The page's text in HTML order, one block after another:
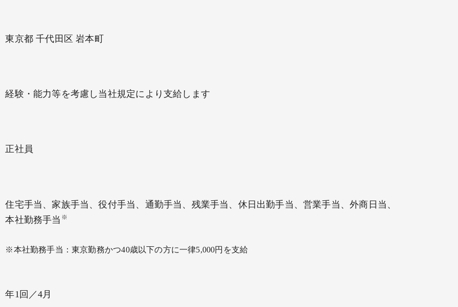
東京都 千代田区 岩本町
経験・能力等を考慮し当社規定により支給します
正社員
住宅手当、家族手当、役付手当、通勤手当、残業手当、休日出勤手当、営業手当、外商日当、
本社勤務手当 ※
※本社勤務手当：東京勤務かつ40歳以下の方に一律5,000円を支給
年1回／4月